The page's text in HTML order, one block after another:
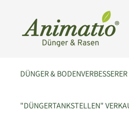
Animatio
DÜNGER & BODENVERBESSERER
"DÜNGERTANKSTELLEN"